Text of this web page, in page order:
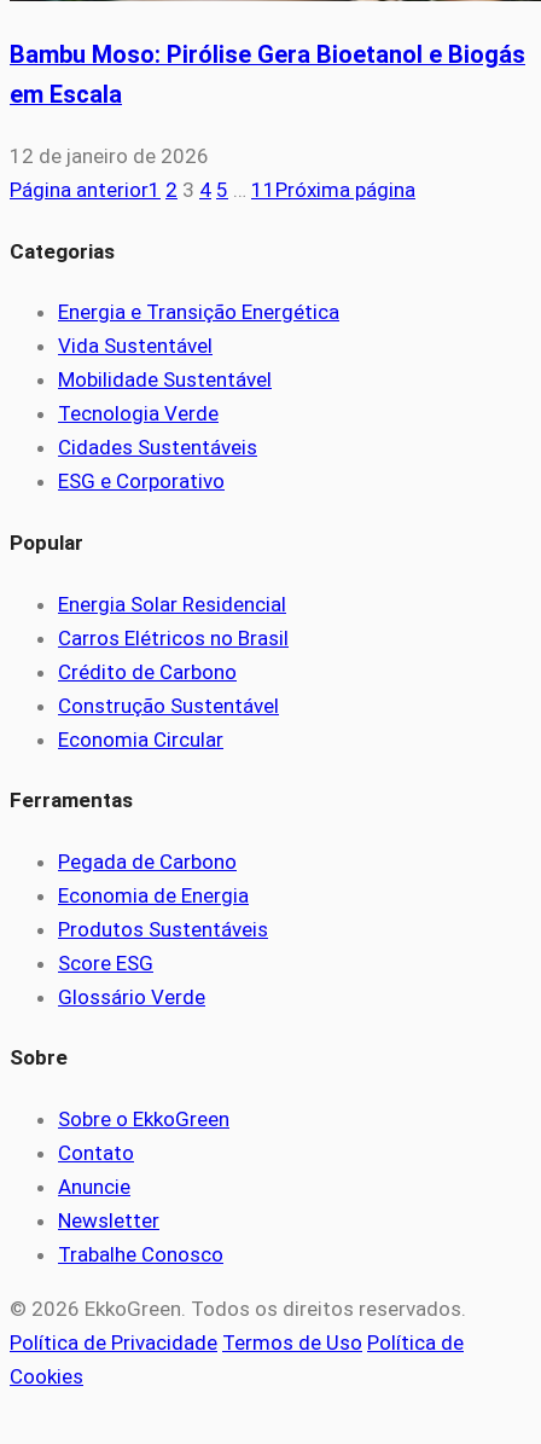
Bambu Moso: Pirólise Gera Bioetanol e Biogás
em Escala
12 de janeiro de 2026
Página anterior1 2 3 4 5 … 11 Próxima página
Categorias
Energia e Transição Energética
Vida Sustentável
Mobilidade Sustentável
Tecnologia Verde
Cidades Sustentáveis
ESG e Corporativo
Popular
Energia Solar Residencial
Carros Elétricos no Brasil
Crédito de Carbono
Construção Sustentável
Economia Circular
Ferramentas
Pegada de Carbono
Economia de Energia
Produtos Sustentáveis
Score ESG
Glossário Verde
Sobre
Sobre o EkkoGreen
Contato
Anuncie
Newsletter
Trabalhe Conosco
© 2026 EkkoGreen. Todos os direitos reservados.
Política de Privacidade Termos de Uso Política de
Cookies